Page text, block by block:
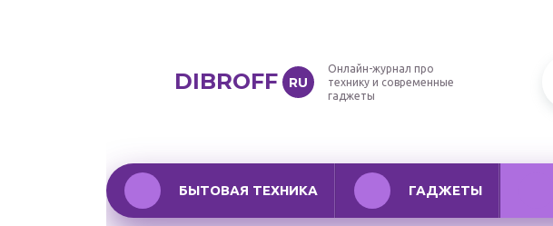
DIBROFF RU
Онлайн-журнал про
технику и современные
гаджеты
БЫТОВАЯ ТЕХНИКА ГАДЖЕТЫ